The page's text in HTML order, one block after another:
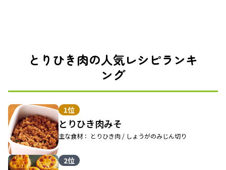
とりひき肉の人気レシピランキ
ング
1位
とりひき肉みそ
主な食材： とりひき肉 / しょうがのみじん切り
2位